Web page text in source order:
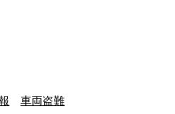
車両盗難